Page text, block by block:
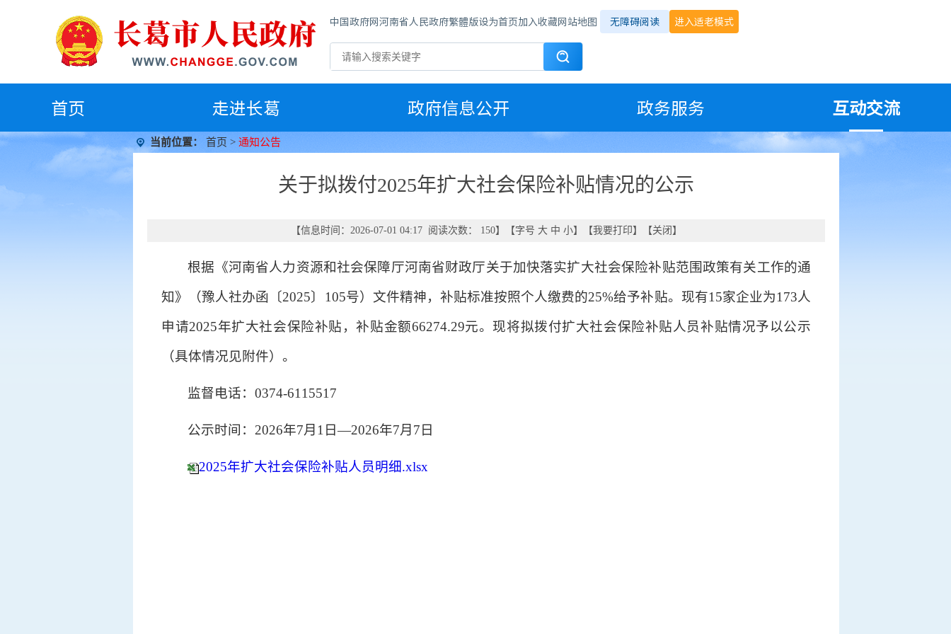
中国政府网河南省人民政府繁體版设为首页加入收藏网站地图 无障碍阅读 进入适老模式
首页 走进长葛 政府信息公开 政务服务 互动交流
当前位置： 首页 > 通知公告
关于拟拨付2025年扩大社会保险补贴情况的公示
【信息时间：2026-07-01 04:17 阅读次数： 150】【字号 大 中 小】【我要打印】【关闭 】
根据《河南省人力资源和社会保障厅河南省财政厅关于加快落实扩大社会保险补贴范围政策有关工作的通
知》（豫人社办函〔2025〕105号）文件精神，补贴标准按照个人缴费的25%给予补贴。现有15家企业为173人
申请2025年扩大社会保险补贴，补贴金额66274.29元。现将拟拨付扩大社会保险补贴人员补贴情况予以公示
（具体情况见附件）。
监督电话：0374-6115517
公示时间：2026年7月1日—2026年7月7日
2025年扩大社会保险补贴人员明细.xlsx